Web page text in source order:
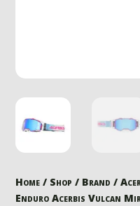
Home / Shop / Brand /
Enduro Acerbis Vulcan